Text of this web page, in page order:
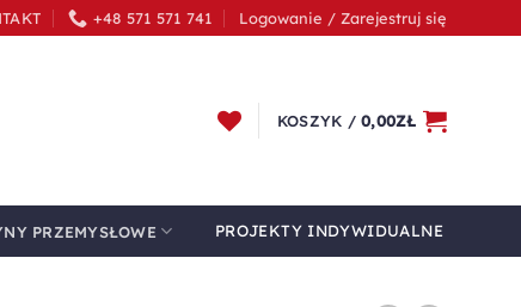
+48 571 571 741 Logowanie / Zarejestruj się
KOSZYK /0,00ZŁ
PRZEMYSŁOWE PROJEKTY INDYWIDUALNE